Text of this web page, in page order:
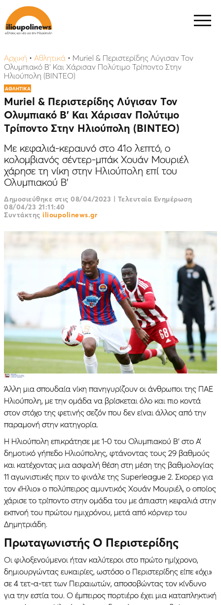
Αρχική • Αθλητικά • Muriel & Περιστερίδης Λύγισαν Τον
Ολυμπιακό Β’ Και Χάρισαν Πολύτιμο Τρίποντο Στην
Ηλιούπολη (ΒΙΝΤΕΟ)
ΑΘΛΗΤΙΚΑ
Muriel & Περιστερίδης Λύγισαν Τον
Ολυμπιακό Β’ Και Χάρισαν Πολύτιμο
Τρίποντο Στην Ηλιούπολη (ΒΙΝΤΕΟ)
Με κεφαλιά-κεραυνό στο 41ο λεπτό, ο
κολομβιανός σέντερ-μπάκ Χουάν Μουριέλ
χάρησε τη νίκη στην Ηλιούπολη επί του
Ολυμπιακού Β’
Δημοσιεύθηκε στις 08/04/2023 | Τελευταία Ενημέρωση
08/04/23 21:11:40
Συντάκτης ilioupolinews.gr
Άλλη μια σπουδαία νίκη πανηγυρίζουν οι άνθρωποι της ΠΑΕ
Ηλιούπολη, με την ομάδα να βρίσκεται όλο και πιο κοντά
στον στόχο της φετινής σεζόν που δεν είναι άλλος από την
παραμονή στην κατηγορία.
Η Ηλιούπολη επικράτησε με 1-0 του Ολυμπιακού Β’ στο Α’
δημοτικό γήπεδο Ηλιούπολης, φτάνοντας τους 29 βαθμούς
και κατέχοντας μια ασφαλή θέση στη μέση της βαθμολογίας
11 αγωνιστικές πριν το φινάλε της Superleague 2. Σκορερ για
τον «Ήλιο» ο πολύπειρος αμυντικός Χουάν Μουριέλ, ο οποίος
χάρισε το τρίποντο στην ομάδα του με άπιαστη κεφαλιά στην
εκπνοή του πρώτου ημιχρόνου, μετά από κόρνερ του
Δημητριάδη.
Πρωταγωνιστής Ο Περιστερίδης
Oι φιλοξενούμενοι ήταν καλύτεροι στο πρώτο ημίχρονο,
δημιουργώντας ευκαιρίες, ωστόσο ο Περιστερίδης είπε «όχι»
σε 4 τετ-α-τετ των Πειραιωτών, αποσοβώντας τον κίνδυνο
για την εστία του. Ο έμπειρος πορτιέρο έχει μια καταπληκτική